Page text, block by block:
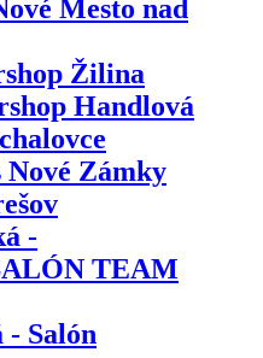
Mesto nad
Žilina
Handlová
Zámky
-
TEAM
Salón